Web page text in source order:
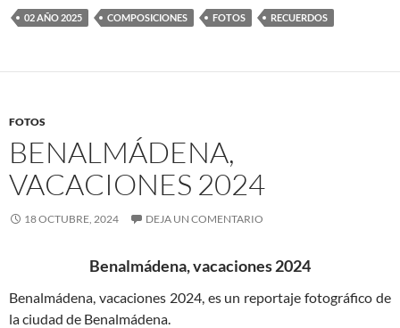
02 AÑO 2025 COMPOSICIONES FOTOS RECUERDOS
FOTOS
BENALMÁDENA,
VACACIONES 2024
18 OCTUBRE, 2024 DEJA UN COMENTARIO
Benalmádena, vacaciones 2024
Benalmádena, vacaciones 2024, es un reportaje fotográfico de
la ciudad de Benalmádena.